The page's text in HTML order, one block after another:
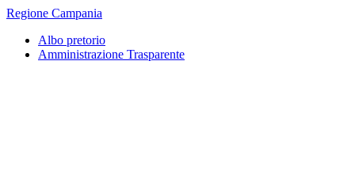
Regione Campania
Albo pretorio
Amministrazione Trasparente